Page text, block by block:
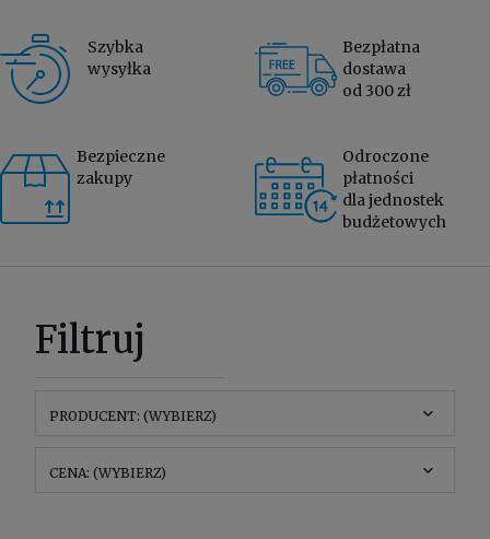
Szybka
wysyłka
Bezpłatna
dostawa
od 300 zł
Bezpieczne
zakupy
Odroczone
płatności
dla jednostek
budżetowych
Filtruj
PRODUCENT: (WYBIERZ)
CENA: (WYBIERZ)